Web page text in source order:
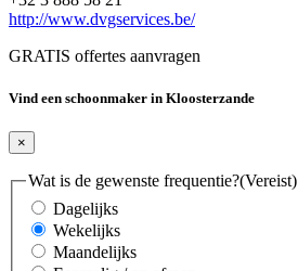
http://www.dvgservices.be/
GRATIS offertes aanvragen
Vind een schoonmaker in Kloosterzande
×
Wat is de gewenste frequentie?(Vereist)
Dagelijks
Wekelijks
Maandelijks